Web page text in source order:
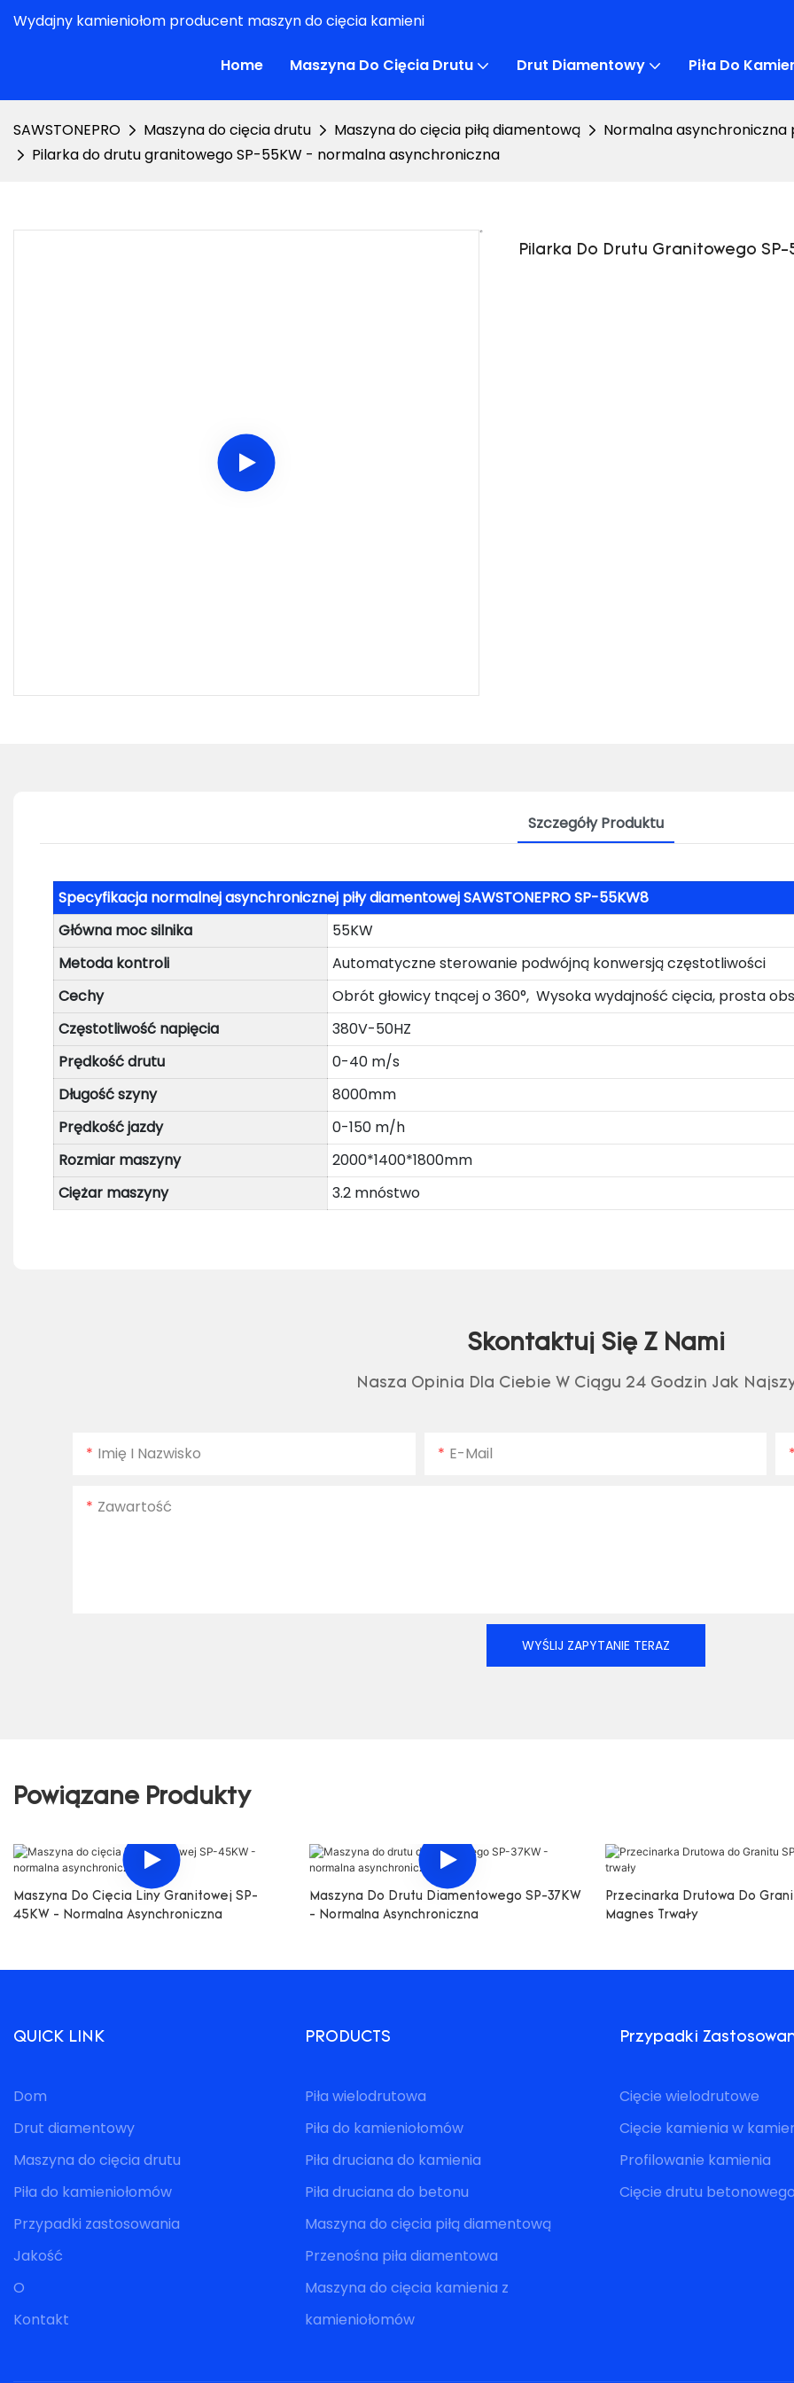
Wydajny kamieniołom producent maszyn do cięcia kamieni
Home Maszyna Do Cięcia Drutu Drut Diamentowy Piła Do
SAWSTONEPRO Maszyna do cięcia drutu Maszyna do cięcia piłą diamentową
Normalna asynchroniczna
Pilarka do drutu granitowego SP-55KW - normalna asynchroniczna
Pilarka Do Drutu Granitowego
Szczegóły Produktu
Specyfikacja normalnej asynchronicznej piły diamentowej SAWSTONEPRO SP-55KW8
Główna moc silnika
55KW
Metoda kontroli
Automatyczne sterowanie podwójną konwersją częstotliwości
Cechy
Obrót głowicy tnącej o 360°, Wysoka wydajność cięcia, prosta
Częstotliwość napięcia
380V-50HZ
Prędkość drutu
0-40 m/s
Długość szyny
8000mm
Prędkość jazdy
0-150 m/h
Rozmiar maszyny
2000*1400*1800mm
Ciężar maszyny
3.2 mnóstwo
Skontaktuj Się Z Nami
Nasza Opinia Dla Ciebie W Ciągu 24 Godzin Jak
Imię I Nazwisko E-Mail
Zawartość
WYŚLIJ ZAPYTANIE TERAZ
Powiązane Produkty
Maszyna Do Cięcia Liny Granitowej SP-
45KW - Normalna Asynchroniczna
Maszyna Do Drutu Diamentowego SP-37KW
- Normalna Asynchroniczna
Przecinarka Drutowa Do
Magnes Trwały
QUICK LINK
Dom
Drut diamentowy
Maszyna do cięcia drutu
Piła do kamieniołomów
Przypadki zastosowania
Jakość
O
Kontakt
PRODUCTS
Piła wielodrutowa
Piła do kamieniołomów
Piła druciana do kamienia
Piła druciana do betonu
Maszyna do cięcia piłą diamentową
Przenośna piła diamentowa
Maszyna do cięcia kamienia z
kamieniołomów
Przypadki
Cięcie wielodrutowe
Cięcie kamienia w
Profilowanie kamienia
Cięcie drutu betonowego